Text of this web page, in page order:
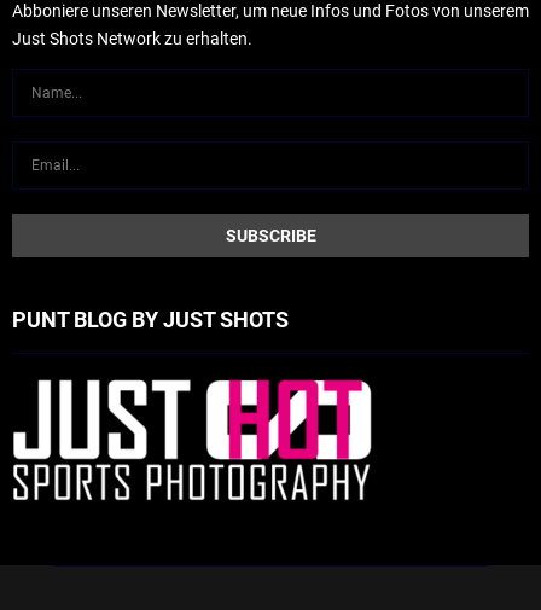
Abboniere unseren Newsletter, um neue Infos und Fotos von unserem
Just Shots Network zu erhalten.
PUNT BLOG BY JUST SHOTS